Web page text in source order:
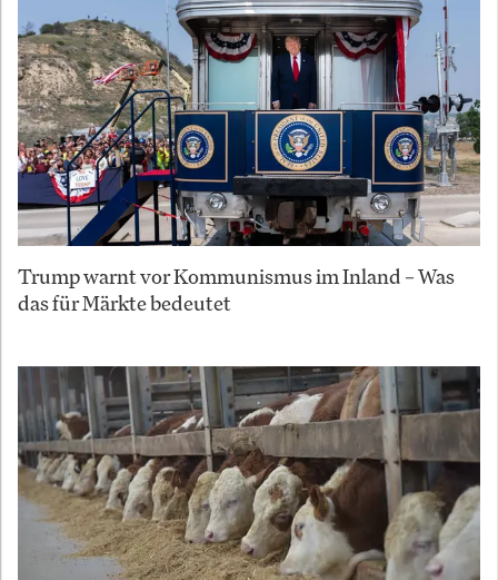
Trump warnt vor Kommunismus im Inland – Was
das für Märkte bedeutet